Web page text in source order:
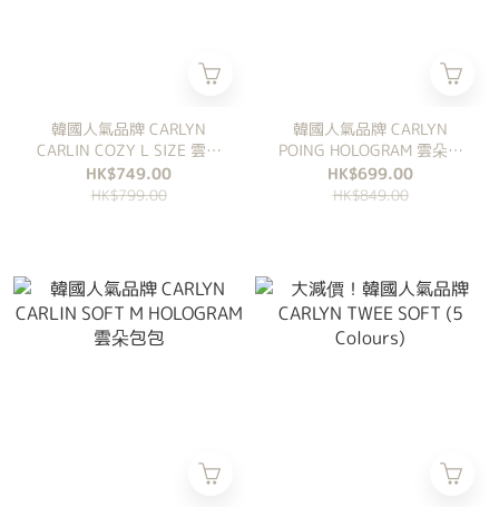
韓國人氣品牌 CARLYN
CARLIN COZY L SIZE 雲朵
包包
HK$749.00
HK$799.00
韓國人氣品牌 CARLYN
POING HOLOGRAM 雲朵包
包
HK$699.00
HK$849.00